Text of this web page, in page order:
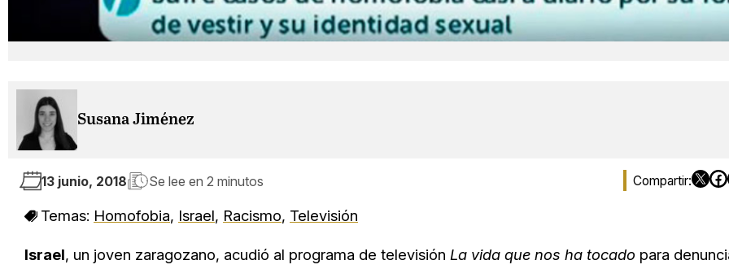
Susana Jiménez
13 junio, 2018 Se lee en 2 minutos
Temas: Homofobia, Israel, Racismo, Televisión
Israel, un joven zaragozano, acudió al programa de televisión La vida que nos ha tocado para